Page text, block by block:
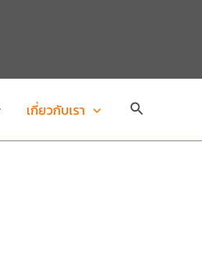
เกี่ยวกับเรา Search